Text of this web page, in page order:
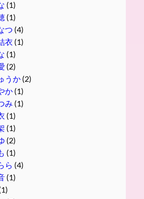
(1)
(1)
つ (4)
衣 (1)
(1)
(2)
うか(2)
か(1)
み (1)
(1)
(1)
(2)
(1)
ら (4)
(1)